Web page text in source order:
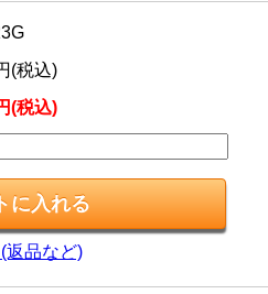
(税込)
(税込)
返品など)